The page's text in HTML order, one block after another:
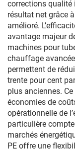
corrections qualité
résultat net grâce
amélioré.
avantage majeur
machines pour
chauffage
permettent de
trente pour cent
plus anciennes.
économies de
opérationnelle de
particulière
marchés
PE offre une